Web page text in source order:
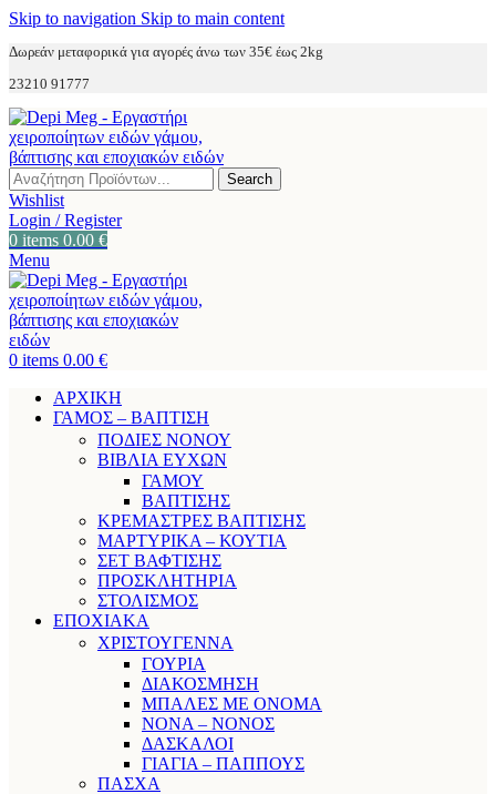
Skip to navigation Skip to main content
Δωρεάν μεταφορικά για αγορές άνω των 35€ έως 2kg
23210 91777
Search
Wishlist
Login / Register
0 items 0.00 €
Menu
0 items 0.00 €
ΑΡΧΙΚΗ
ΓΑΜΟΣ – ΒΑΠΤΙΣΗ
ΠΟΔΙΕΣ ΝΟΝΟΥ
ΒΙΒΛΙΑ ΕΥΧΩΝ
ΓΑΜΟΥ
ΒΑΠΤΙΣΗΣ
ΚΡΕΜΑΣΤΡΕΣ ΒΑΠΤΙΣΗΣ
ΜΑΡΤΥΡΙΚΑ – ΚΟΥΤΙΑ
ΣΕΤ ΒΑΦΤΙΣΗΣ
ΠΡΟΣΚΛΗΤΗΡΙΑ
ΣΤΟΛΙΣΜΟΣ
ΕΠΟΧΙΑΚΑ
ΧΡΙΣΤΟΥΓΕΝΝΑ
ΓΟΥΡΙΑ
ΔΙΑΚΟΣΜΗΣΗ
ΜΠΑΛΕΣ ΜΕ ΟΝΟΜΑ
ΝΟΝΑ – ΝΟΝΟΣ
ΔΑΣΚΑΛΟΙ
ΓΙΑΓΙΑ – ΠΑΠΠΟΥΣ
ΠΑΣΧΑ